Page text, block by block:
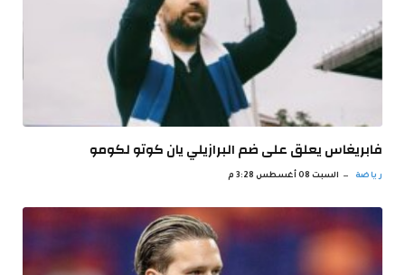
فابريغاس يعلق على ضم البرازيلي يان كوتو لكومو
رياضة السبت 08 أغسطس 3:28 م